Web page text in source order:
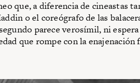
que, a diferencia de cineastas
o el coreógrafo de las
parece verosímil, ni
que rompe con la enajenación